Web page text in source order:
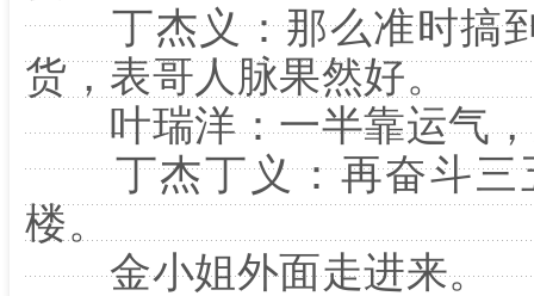
丁杰义：那么准时搞
货，表哥人脉果然好。
叶瑞洋：一半靠运气，
丁杰丁义：再奋斗三
楼。
金小姐外面走进来。